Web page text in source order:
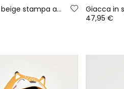
Giacca in pile bambino beige stampa avventura
47,95 €